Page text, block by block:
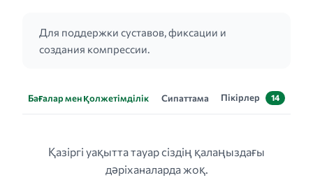
Для поддержки суставов, фиксации и
создания компрессии.
Бағалар мен қолжетімділік Сипаттама Пікірлер 14
Қазіргі уақытта тауар сіздің қалаңыздағы
дәріханаларда жоқ.